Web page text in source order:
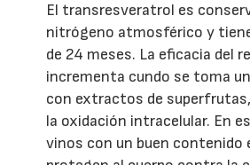
El transresveratrol es
nitrógeno atmosférico y
de 24 meses. La eficacia del
incrementa cundo se toma
con extractos de
la oxidación intracelular. En
vinos con un buen contenido